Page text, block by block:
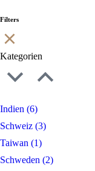
Filters
Kategorien
Indien (6)
Schweiz (3)
Taiwan (1)
Schweden (2)